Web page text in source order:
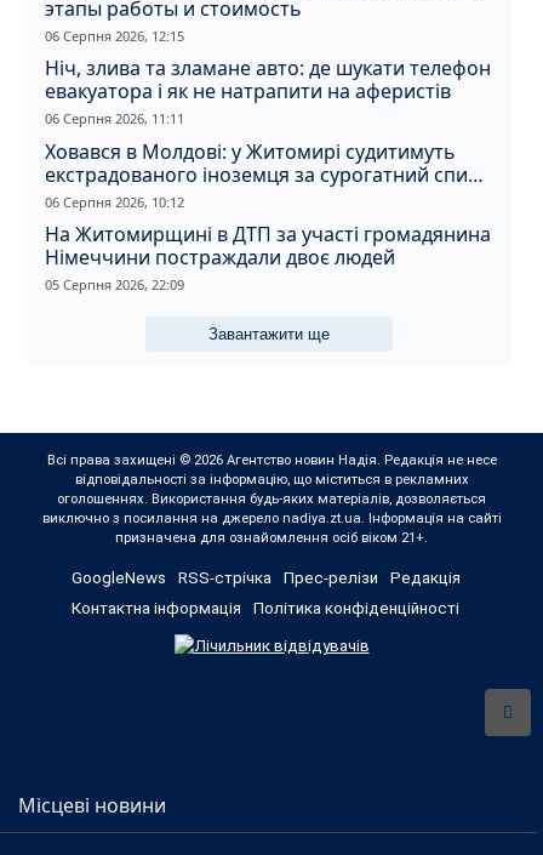
этапы работы и стоимость
06 Серпня 2026, 12:15
Ніч, злива та зламане авто: де шукати телефон
евакуатора і як не натрапити на аферистів
06 Серпня 2026, 11:11
Ховався в Молдові: у Житомирі судитимуть
екстрадованого іноземця за сурогатний спирт
і відмивання грошей
06 Серпня 2026, 10:12
На Житомирщині в ДТП за участі громадянина
Німеччини постраждали двоє людей
05 Серпня 2026, 22:09
Завантажити ще
Всі права захищені © 2026 Агентство новин Надія. Редакція не несе
відповідальності за інформацію, що міститься в рекламних
оголошеннях. Використання будь-яких матеріалів, дозволяється
виключно з посилання на джерело nadiya.zt.ua. Інформація на сайті
призначена для ознайомлення осіб віком 21+.
GoogleNews RSS-стрічка Прес-релізи
Редакція
Контактна інформація
Політика конфіденційності
Місцеві новини